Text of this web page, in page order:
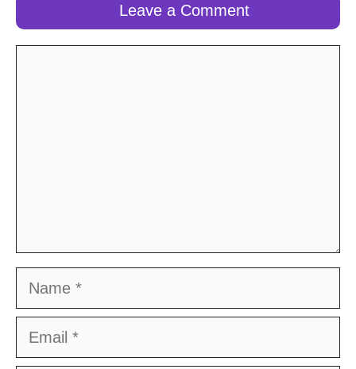
Leave a Comment
Name
Email